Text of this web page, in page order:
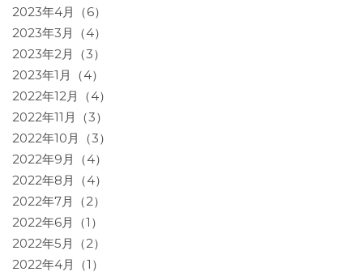
2023年4月（6）
2023年3月（4）
2023年2月（3）
2023年1月（4）
2022年12月（4）
2022年11月（3）
2022年10月（3）
2022年9月（4）
2022年8月（4）
2022年7月（2）
2022年6月（1）
2022年5月（2）
2022年4月（1）